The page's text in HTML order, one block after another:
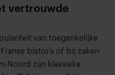
vertrouwde
van toegankelijke
bistro’s of bij zaken
Noord zijn klassieke